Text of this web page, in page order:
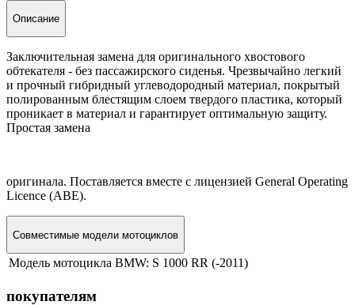
Описание
Заключительная замена для оригинального хвостового
обтекателя - без пассажирского сиденья. Чрезвычайно легкий
и прочный гибридный углеводородный материал, покрытый
полированным блестящим слоем твердого пластика, который
проникает в материал и гарантирует оптимальную защиту.
Простая замена
оригинала. Поставляется вместе с лицензией General Operating
Licence (ABE).
Совместимые модели мотоциклов
Модель мотоцикла BMW: S 1000 RR (-2011)
покупателям